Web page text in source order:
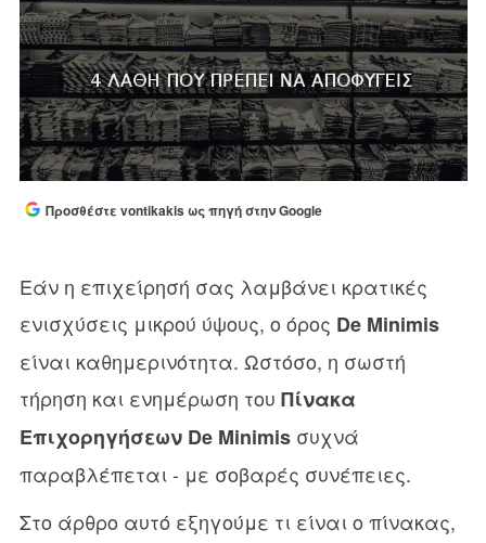
Προσθέστε vontikakis ως πηγή στην Google
Εάν η επιχείρησή σας λαμβάνει κρατικές
ενισχύσεις μικρού ύψους, ο όρος De Minimis
είναι καθημερινότητα. Ωστόσο, η σωστή
τήρηση και ενημέρωση του Πίνακα
Επιχορηγήσεων De Minimisσυχνά
παραβλέπεται - με σοβαρές συνέπειες.
Στο άρθρο αυτό εξηγούμε τι είναι ο πίνακας,